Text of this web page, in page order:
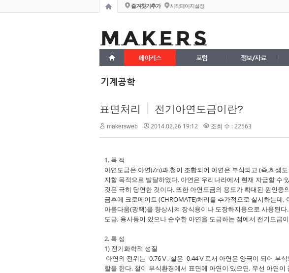
즐겨찾기추가 시작페이지설정
메이커스 포럼 정보/자료
기계공학
표면처리 전기아연도금이란?
makersweb 2014.02.26 19:12 조회 수 : 22563
1. 목 적
아연도금은 아연(Zn)과 철이 조합되어 아연은 부식되고 (즉,희생
지할 목적으로 발달하였다. 아연은 우리나라에서 현재 자급할 수
것은 극히 당연한 것이다. 또한 아연도금의 용도가 확대된 원인
금후에 크로메이트 (CHROMATE)처리를 추가적으로 실시하는데
아름다움(광택)을 향상시켜 장식용이나 도장하지용으로 사용된
도금, 용사등이 있으나 순수한 아연을 도금하는 점에서 전기도금
2. 특 성
1) 전기화학적 성질
아연의 전위는 -0.76Ⅴ, 철은 -0.44Ⅴ로서 아연은 양극이 되어 부
할을 한다. 철이 부식환경에서 표면에 아연이 있으면, 우선 아연